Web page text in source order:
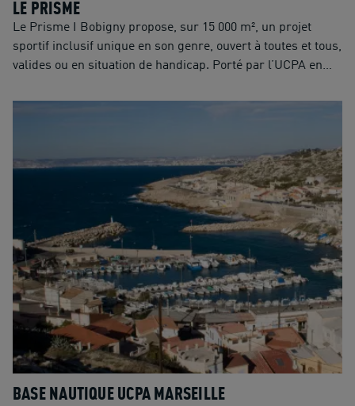
LE PRISME
Le Prisme I Bobigny propose, sur 15 000 m², un projet
sportif inclusif unique en son genre, ouvert à toutes et tous,
valides ou en situation de handicap. Porté par l’UCPA en
du secteur social et médico-social, cet équipement offre
Yoga, Boccia, Escalade (voies et blocs), E-sport,
Musculation et Balnéothérapie. Un restaurant, des bureaux
et des espaces partagés complètent ce lieu sans équivalent
en Europe, pensé pour le sport, l’inclusion et le vivre
ensemble.
BASE NAUTIQUE UCPA MARSEILLE